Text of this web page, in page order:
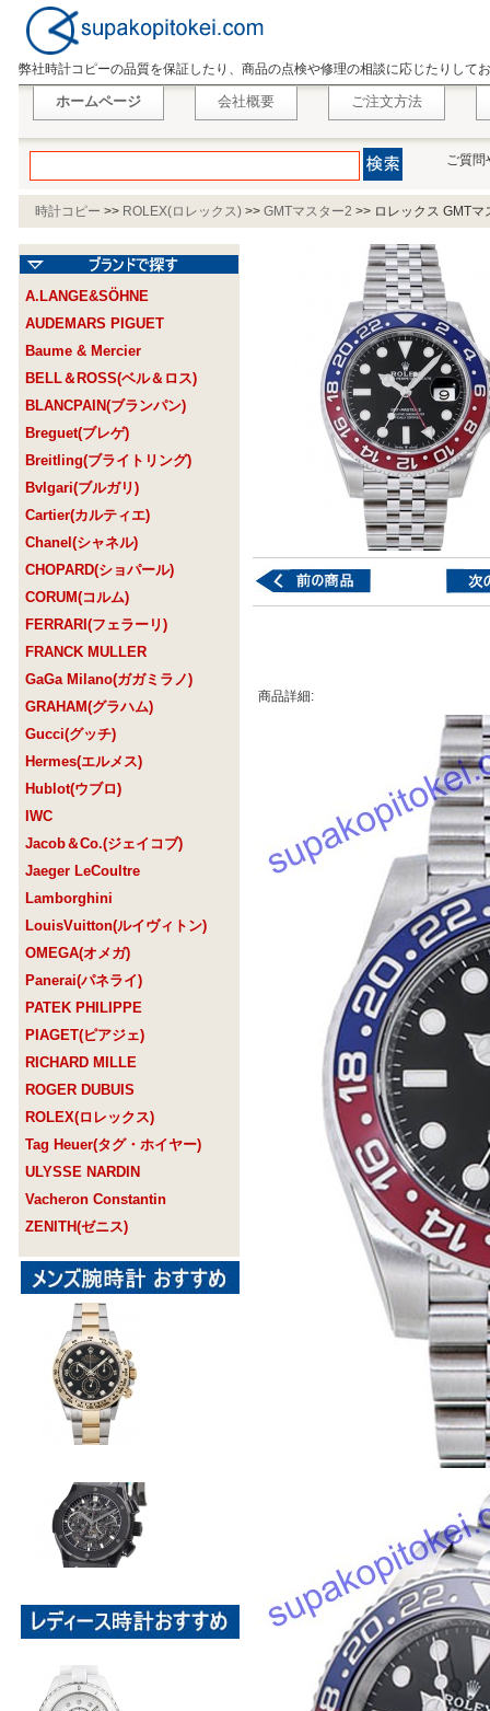
弊社時計コピーの品質を保証したり、商品の点検や修理の相談に応じたりして
ホームページ 会社概要 ご注文方法
ご質問
時計コピー >> ROLEX(ロレックス) >> GMTマスター2 >> ロレックス GMT
A.LANGE&SÖHNE
AUDEMARS PIGUET
Baume & Mercier
BELL＆ROSS(ベル＆ロス)
BLANCPAIN(ブランパン)
Breguet(ブレゲ)
Breitling(ブライトリング)
Bvlgari(ブルガリ)
Cartier(カルティエ)
Chanel(シャネル)
CHOPARD(ショパール)
CORUM(コルム)
FERRARI(フェラーリ)
FRANCK MULLER
GaGa Milano(ガガミラノ)
GRAHAM(グラハム)
Gucci(グッチ)
Hermes(エルメス)
Hublot(ウブロ)
IWC
Jacob＆Co.(ジェイコブ)
Jaeger LeCoultre
Lamborghini
LouisVuitton(ルイヴィトン)
OMEGA(オメガ)
Panerai(パネライ)
PATEK PHILIPPE
PIAGET(ピアジェ)
RICHARD MILLE
ROGER DUBUIS
ROLEX(ロレックス)
Tag Heuer(タグ・ホイヤー)
ULYSSE NARDIN
Vacheron Constantin
ZENITH(ゼニス)
商品詳細: